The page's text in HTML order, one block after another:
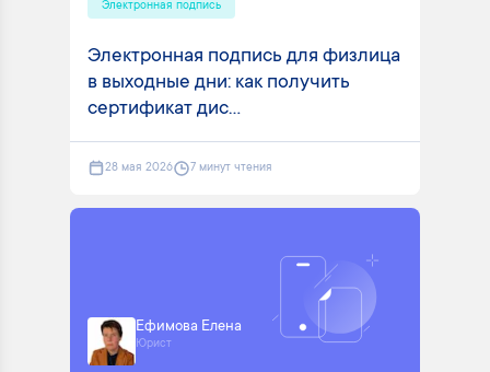
Электронная подпись
Электронная подпись для физлица
в выходные дни: как получить
сертификат дис...
28 мая 2026 7 минут чтения
Ефимова Елена
Юрист